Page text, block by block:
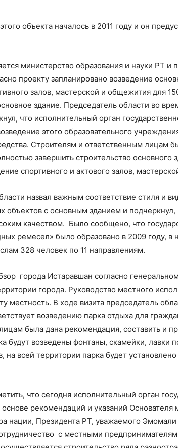
объекта началось в 2011 году и он
министерство образования и науки РТ
проекту запланировано возведение
залов, мастерской и общежития для
здание. Председатель области во
что исполнительный орган
этого образовательного
Строителям и ответственным лицам
завершить строительство основного
спортивного и актового залов,
назвал важным соответствие стиля и
объектов с основным зданием и
качеством. Было сообщено, что
ремесел» было образовано в 2009 году, в
328 человек по 11 направлениям.
города Истаравшан согласно
города. Руководство местного
местность. В ходе визита председатель
возведению парка отдыха для
была дана рекомендация, составить и
будут возведены фонтаны, скамейки, лавки
на всей территории парка будет
что сегодня исполнительный орган
основе рекомендаций и указаний Основателя
нации, Президента РТ, уважаемого
с местными